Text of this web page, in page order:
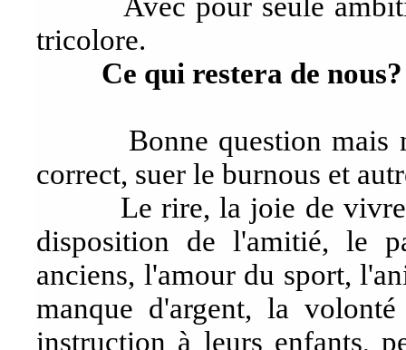
tricolore.
Ce qui restera de nous?
Bonne question mais ne
correct, suer le burnous et
Le rire, la joie de vivre,
disposition de l'amitié, le
anciens, l'amour du sport,
manque d'argent, la
instruction à leurs enfants,